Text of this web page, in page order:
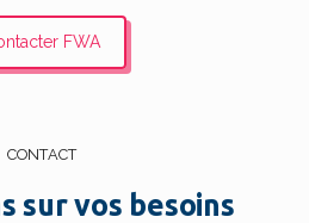
FWA
CONTACT
sur vos besoins